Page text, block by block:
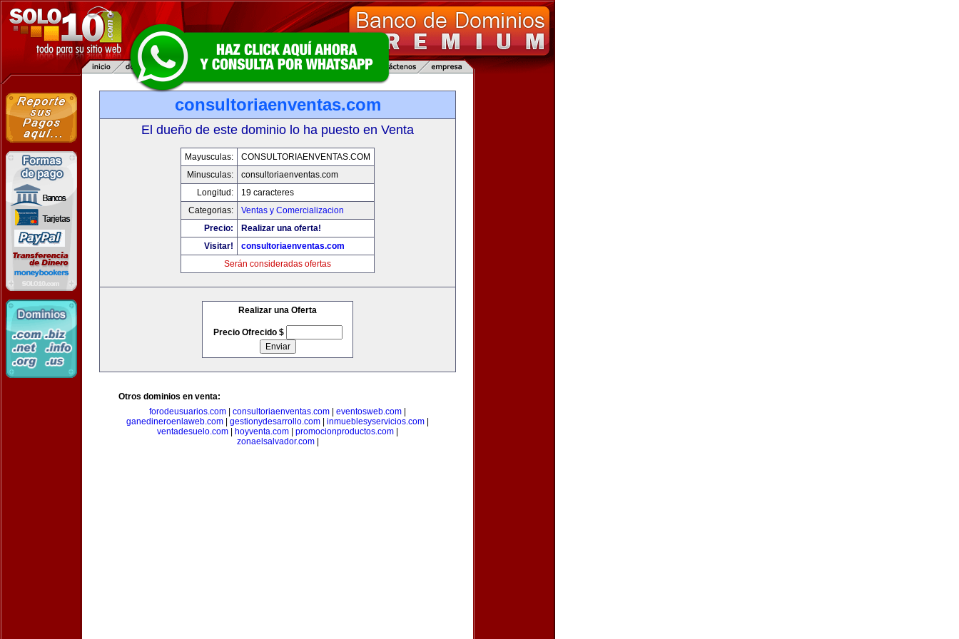
consultoriaenventas.com
El dueño de este dominio lo ha puesto en Venta
Mayusculas:
CONSULTORIAENVENTAS.COM
Minusculas:
consultoriaenventas.com
Longitud:
19 caracteres
Categorias:
Ventas y Comercializacion
Precio:
Realizar una oferta!
Visitar!
consultoriaenventas.com
Serán consideradas ofertas
Realizar una Oferta
Precio Ofrecido $
Otros dominios en venta:
forodeusuarios.com
consultoriaenventas.com eventosweb.com
ganedineroenlaweb.com
gestionydesarrollo.com inmueblesyservicios.com
ventadesuelo.com
hoyventa.com promocionproductos.com
zonaelsalvador.com|